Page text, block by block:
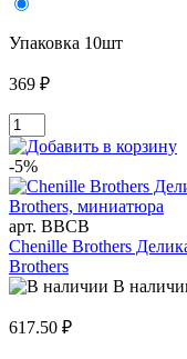
Упаковка 10шт
369 ₽
-5%
арт. BBCB
Chenille Brothers
Brothers
В
617.50 ₽